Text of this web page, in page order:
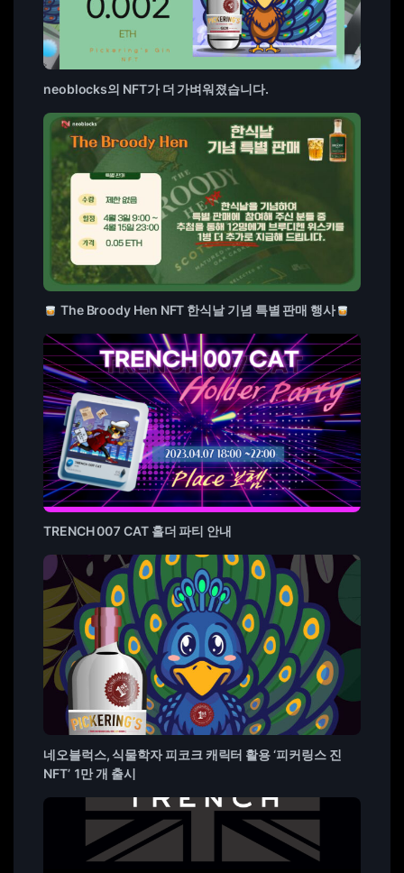
neoblocks의 NFT가 더 가벼워졌습니다.
The Broody Hen NFT 한식날 기념 특별 판매 행사
TRENCH 007 CAT 홀더 파티 안내
네오블럭스, 식물학자 피코크 캐릭터 활용 ‘피커링스 진
NFT’ 1만 개 출시